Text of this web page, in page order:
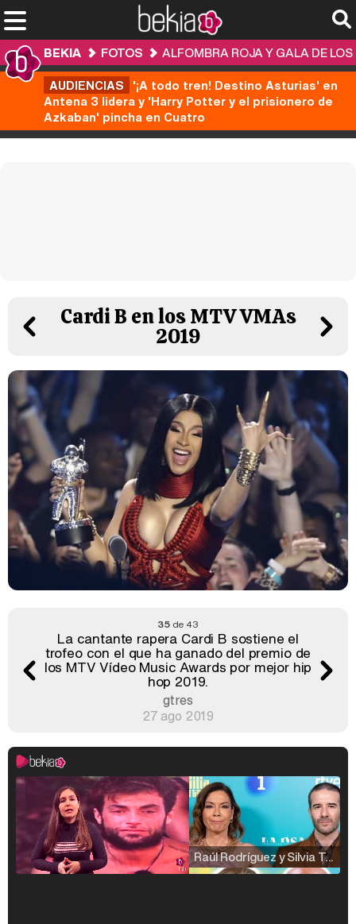
BEKIA FOTOS
ALFOMBRA ROJA Y GALA DE
AUDIENCIAS '¡A todo tren! Destino Asturias' en
Antena 3 lidera y 'Harry Potter y el prisionero de
Azkaban' pincha en Cuatro
Cardi B en los MTV VMAs
2019
35de 43
La cantante rapera Cardi B sostiene el
trofeo con el que ha ganado del premio de
los MTV Vídeo Music Awards por mejor hip
hop 2019.
gtres
27 ago 2019
Raúl Rodríguez y Silvia Taulés nos cuentan su papel en 'La familia de la tele'